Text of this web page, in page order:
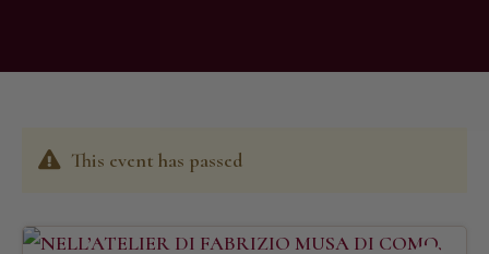
This event has passed